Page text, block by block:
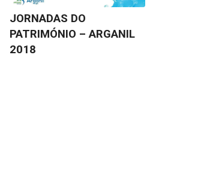
JORNADAS DO
PATRIMÓNIO – ARGANIL
2018